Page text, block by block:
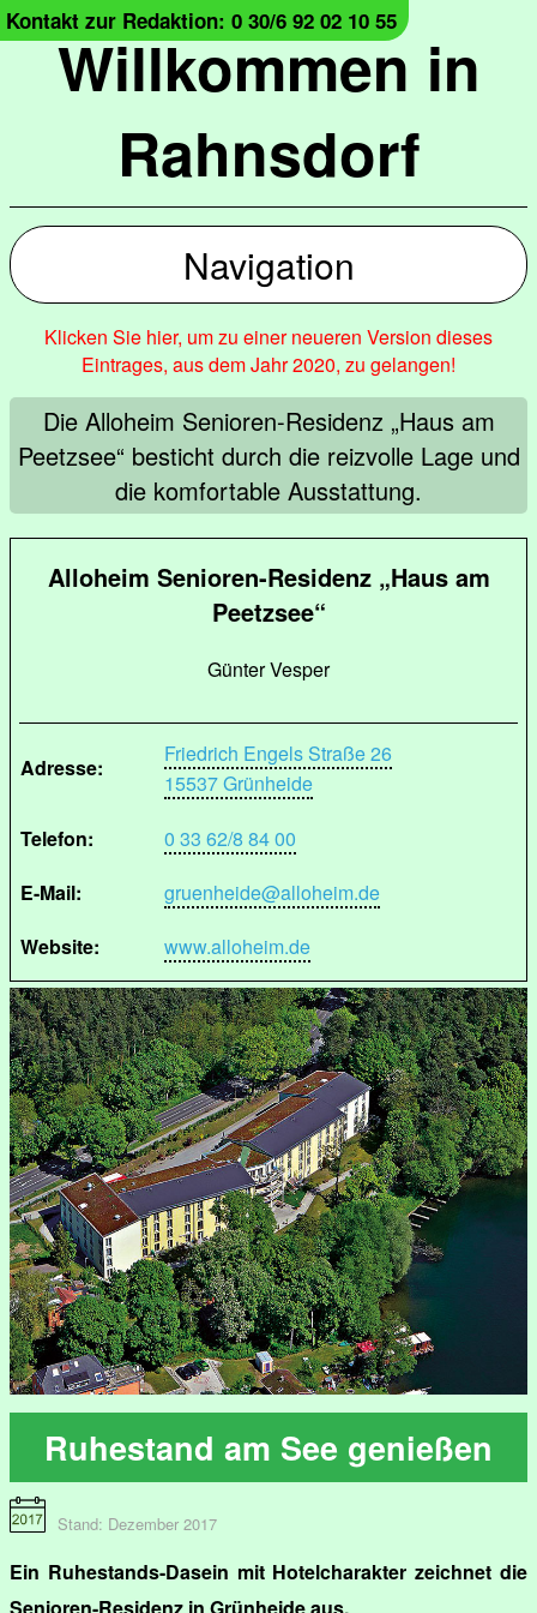
Willkommen in
Rahnsdorf
Kontakt zur Redaktion: 0 30/6 92 02 10 55
Navigation
Klicken Sie hier, um zu einer neueren Version dieses
Eintrages, aus dem Jahr 2020, zu gelangen!
Die Alloheim Senioren-Residenz „Haus am
Peetzsee“ besticht durch die reizvolle Lage und
die komfortable Ausstattung.
Alloheim Senioren-Residenz „Haus am
Peetzsee“
Günter Vesper
Adresse:
Friedrich Engels Straße 26
15537 Grünheide
Telefon:
0 33 62/8 84 00
E-Mail:
gruenheide@alloheim.de
Website:
www.alloheim.de
Ruhestand am See genießen
Stand: Dezember 2017
Ein Ruhestands-Dasein mit Hotelcharakter zeichnet die
Senioren-Residenz in Grünheide aus.